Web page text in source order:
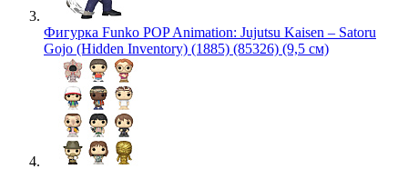
Фигурка Funko POP Animation: Jujutsu Kaisen – Satoru
Gojo (Hidden Inventory) (1885) (85326) (9,5 см)